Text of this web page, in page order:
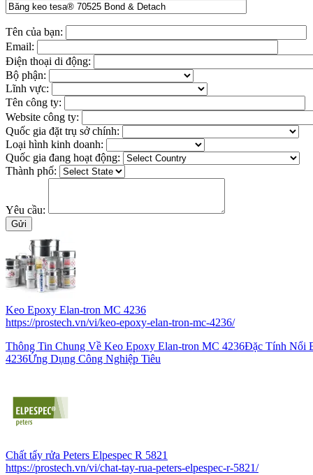
Tên của bạn:
Email:
Điện thoại di động:
Bộ phận:
Lĩnh vực:
Tên công ty:
Website công ty:
Quốc gia đặt trụ sở chính:
Loại hình kinh doanh:
Quốc gia đang hoạt động:
Thành phố:
Yêu cầu:
Keo Epoxy Elan-tron MC 4236
https://prostech.vn/vi/keo-epoxy-elan-tron-mc-4236/
Thông Tin Chung Về Keo Epoxy Elan-tron MC 4236Đặc Tính Nổi
4236Ứng Dụng Công Nghiệp Tiêu
Chất tẩy rửa Peters Elpespec R 5821
https://prostech.vn/vi/chat-tay-rua-peters-elpespec-r-5821/